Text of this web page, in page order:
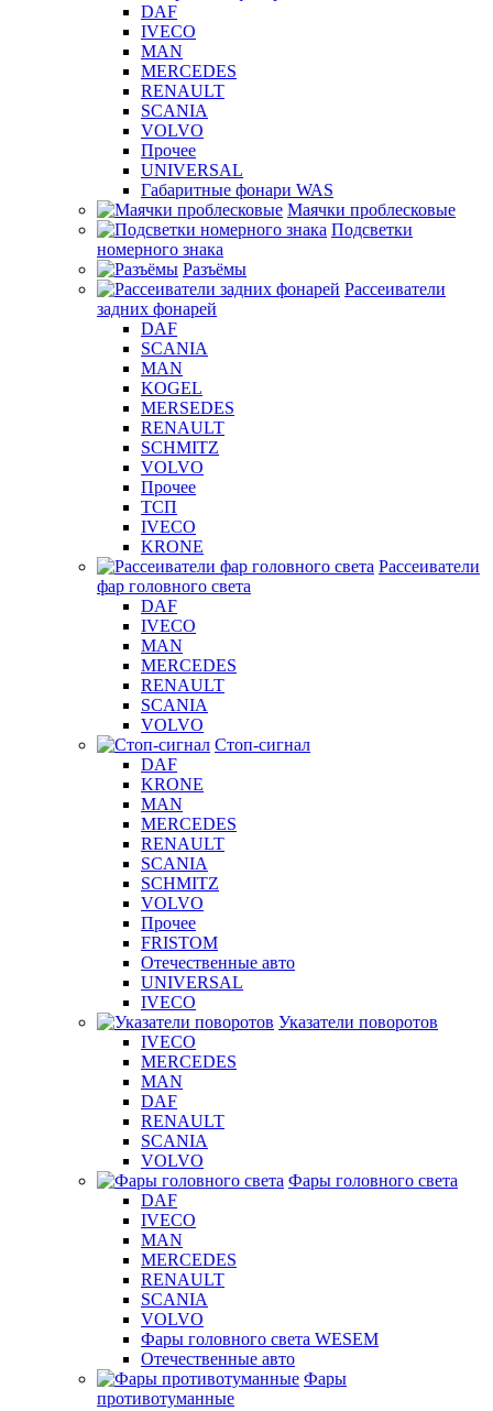
DAF
IVECO
MAN
MERCEDES
RENAULT
SCANIA
VOLVO
Прочее
UNIVERSAL
Габаритные фонари WAS
Маячки проблесковые
Подсветки
номерного знака
Разъёмы
Рассеиватели
задних фонарей
DAF
SCANIA
MAN
KOGEL
MERSEDES
RENAULT
SCHMITZ
VOLVO
Прочее
ТСП
IVECO
KRONE
Рассеиватели
фар головного света
DAF
IVECO
MAN
MERCEDES
RENAULT
SCANIA
VOLVO
Стоп-сигнал
DAF
KRONE
MAN
MERCEDES
RENAULT
SCANIA
SCHMITZ
VOLVO
Прочее
FRISTOM
Отечественные авто
UNIVERSAL
IVECO
Указатели поворотов
IVECO
MERCEDES
MAN
DAF
RENAULT
SCANIA
VOLVO
Фары головного света
DAF
IVECO
MAN
MERCEDES
RENAULT
SCANIA
VOLVO
Фары головного света WESEM
Отечественные авто
Фары
противотуманные